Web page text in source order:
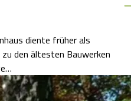
den ältesten Bauwerken